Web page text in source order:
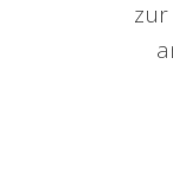
zur